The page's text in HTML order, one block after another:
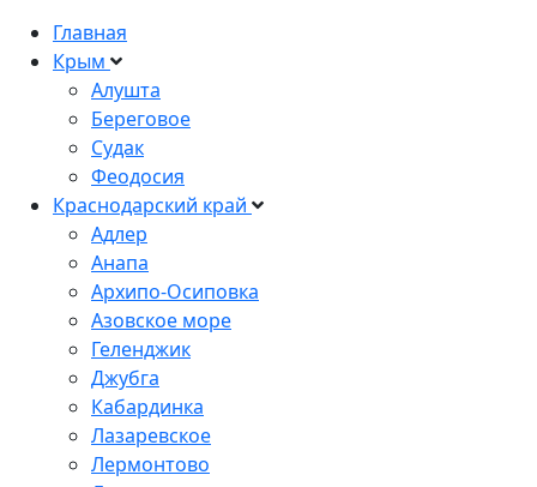
Главная
Крым
Алушта
Береговое
Судак
Феодосия
Краснодарский край
Адлер
Анапа
Архипо-Осиповка
Азовское море
Геленджик
Джубга
Кабардинка
Лазаревское
Лермонтово